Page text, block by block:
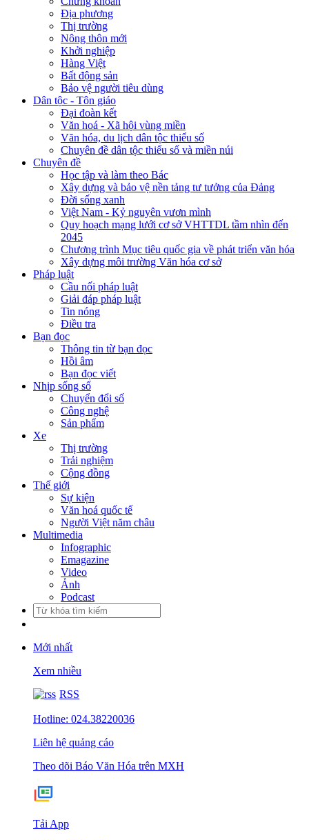
Địa phương
Thị trường
Nông thôn mới
Khởi nghiệp
Hàng Việt
Bất động sản
Bảo vệ người tiêu dùng
Dân tộc - Tôn giáo
Đại đoàn kết
Văn hoá - Xã hội vùng miền
Văn hóa, du lịch dân tộc thiểu số
Chuyên đề dân tộc thiểu số và miền núi
Chuyên đề
Học tập và làm theo Bác
Xây dựng và bảo vệ nền tảng tư tưởng của Đảng
Đời sống xanh
Việt Nam - Kỷ nguyên vươn mình
Quy hoạch mạng lưới cơ sở VHTTDL tầm nhìn đến
2045
Chương trình Mục tiêu quốc gia về phát triển văn hóa
Xây dựng môi trường Văn hóa cơ sở
Pháp luật
Cầu nối pháp luật
Giải đáp pháp luật
Tin nóng
Điều tra
Bạn đọc
Thông tin từ bạn đọc
Hồi âm
Bạn đọc viết
Nhịp sống số
Chuyển đổi số
Công nghệ
Sản phẩm
Xe
Thị trường
Trải nghiệm
Cộng đồng
Thế giới
Sự kiện
Văn hoá quốc tế
Người Việt năm châu
Multimedia
Infographic
Emagazine
Video
Ảnh
Podcast
Mới nhất
Xem nhiều
RSS
Hotline: 024.38220036
Liên hệ quảng cáo
Theo dõi Báo Văn Hóa trên MXH
Tải App